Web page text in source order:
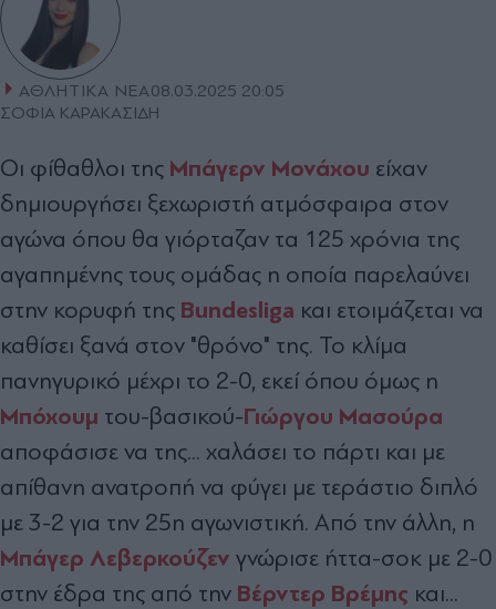
ΑΘΛΗΤΙΚΑ ΝΕΑ08.03.2025 20:05
ΣΟΦΙΑ ΚΑΡΑΚΑΣΙΔΗ
Οι φίθαθλοι της Μπάγερν Μονάχου είχαν
δημιουργήσει ξεχωριστή ατμόσφαιρα στον
αγώνα όπου θα γιόρταζαν τα 125 χρόνια της
αγαπημένης τους ομάδας η οποία παρελαύνει
στην κορυφή της Bundesliga και ετοιμάζεται να
καθίσει ξανά στον "θρόνο" της. Το κλίμα
πανηγυρικό μέχρι το 2-0, εκεί όπου όμως η
Μπόχουμ του-βασικού-Γιώργου Μασούρα
αποφάσισε να της... χαλάσει το πάρτι και με
απίθανη ανατροπή να φύγει με τεράστιο διπλό
με 3-2 για την 25η αγωνιστική. Από την άλλη, η
Μπάγερ Λεβερκούζεν γνώρισε ήττα-σοκ με 2-0
στην έδρα της από την Βέρντερ Βρέμης και...